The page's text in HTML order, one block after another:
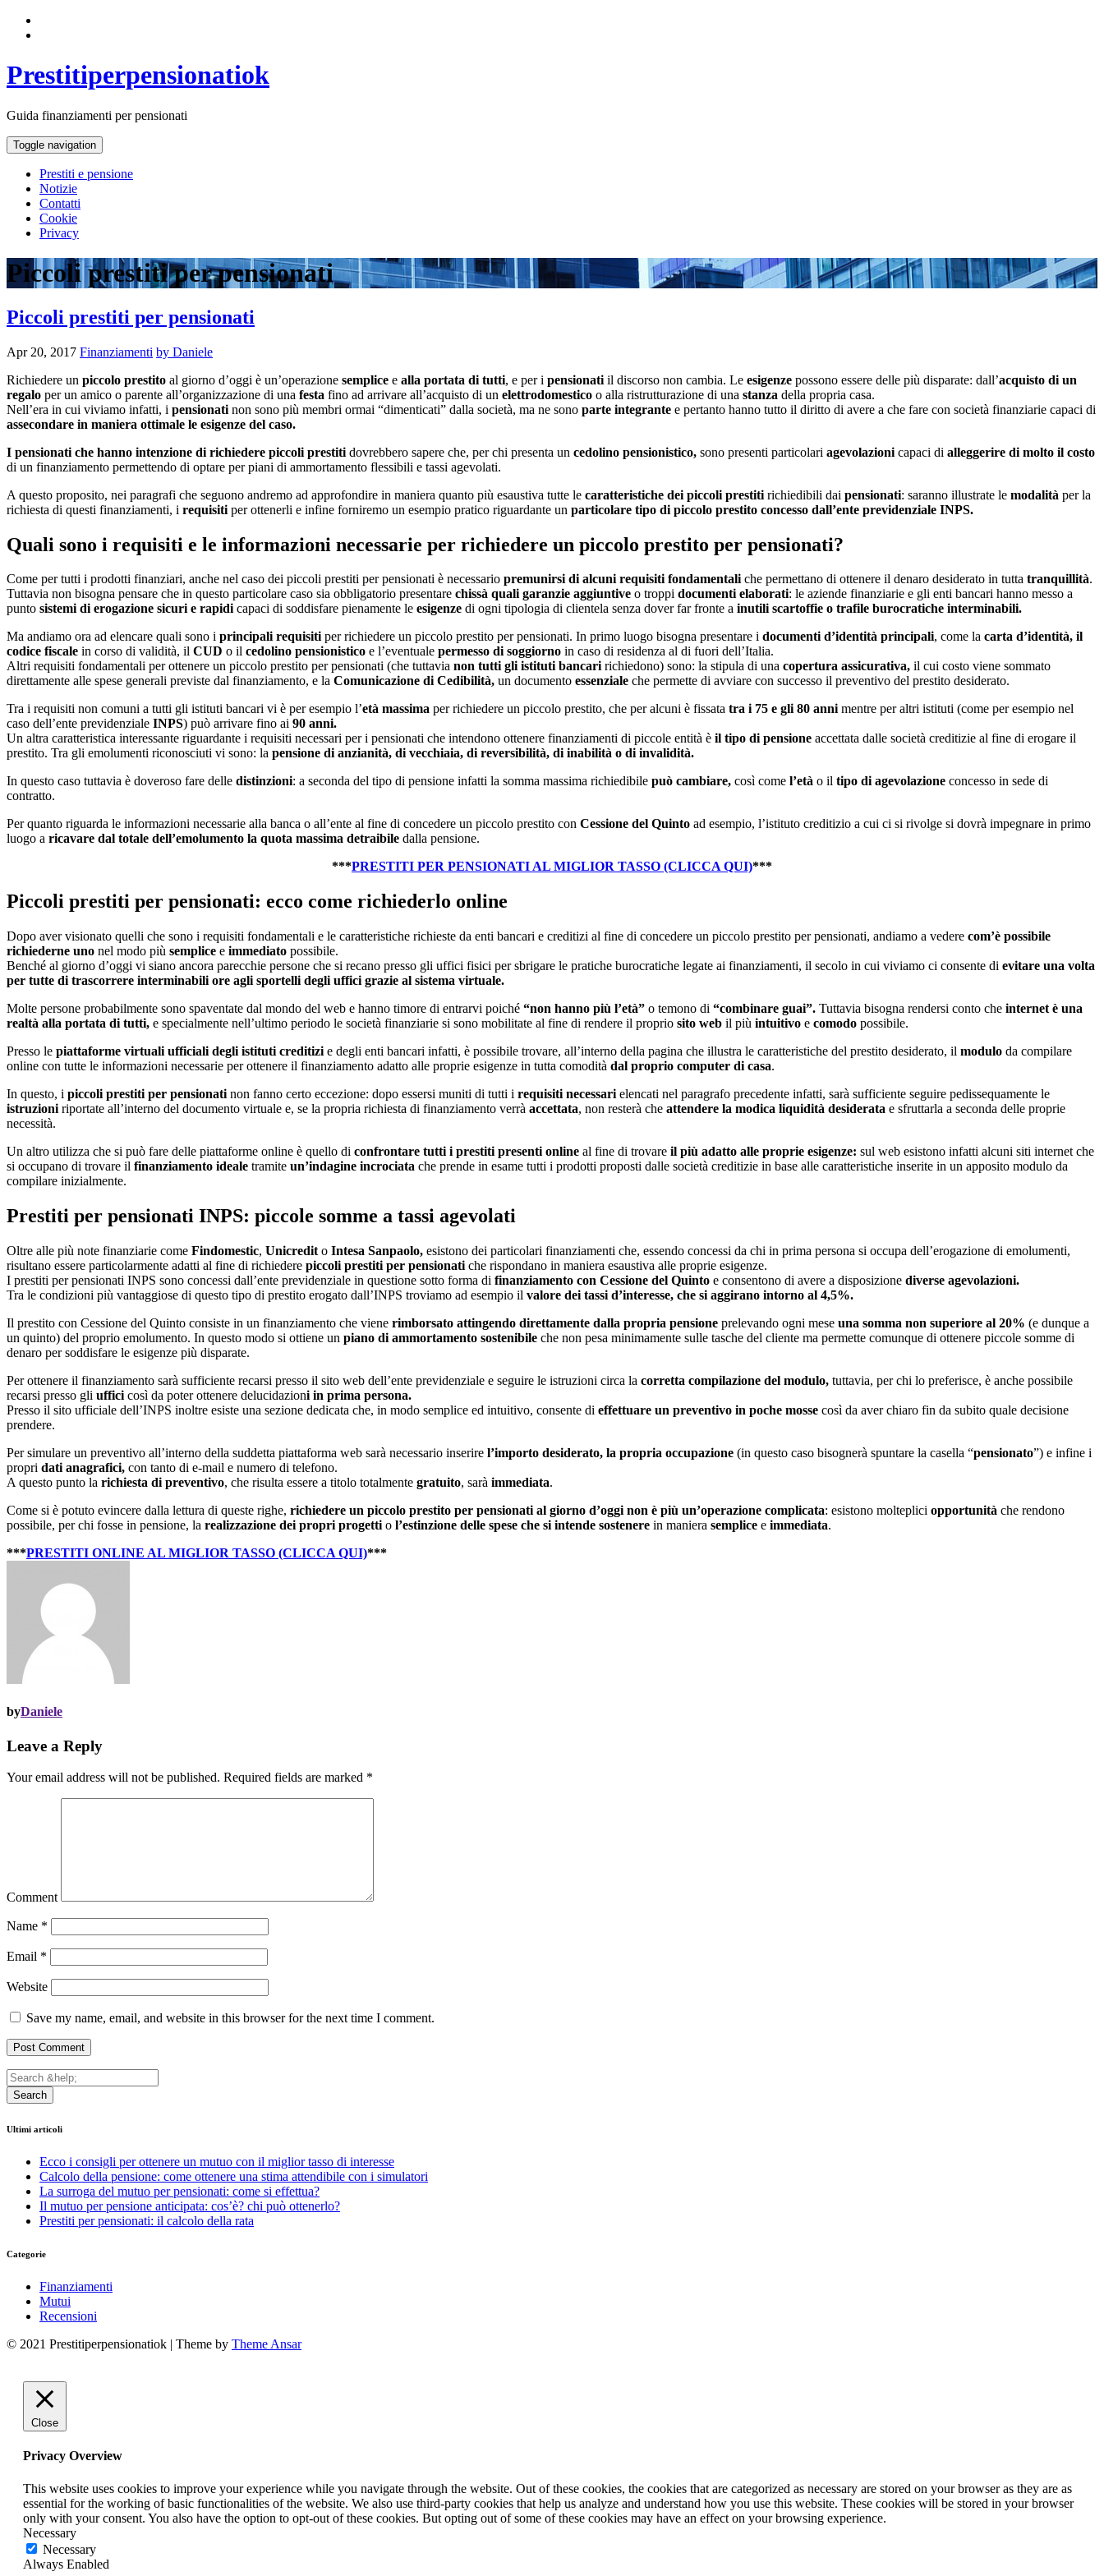
Prestitiperpensionatiok
Guida finanziamenti per pensionati
Toggle navigation
Prestiti e pensione
Notizie
Contatti
Cookie
Privacy
Piccoli prestiti per pensionati
Piccoli prestiti per pensionati
Apr 20, 2017 Finanziamenti by Daniele
Richiedere un piccolo prestito al giorno d’oggi è un’operazione semplice e alla portata di tutti, e per i pensionati il discorso non cambia. Le esigenze possono essere delle più disparate: dall’acquisto di un
regalo per un amico o parente all’organizzazione di una festa fino ad arrivare all’acquisto di un elettrodomestico o alla ristrutturazione di una stanza della propria casa.
Nell’era in cui viviamo infatti, i pensionati non sono più membri ormai “dimenticati” dalla società, ma ne sono parte integrante e pertanto hanno tutto il diritto di avere a che fare con società finanziarie capaci di
assecondare in maniera ottimale le esigenze del caso.
I pensionati che hanno intenzione di richiedere piccoli prestiti dovrebbero sapere che, per chi presenta un cedolino pensionistico, sono presenti particolari agevolazioni capaci di alleggerire di molto il costo
di un finanziamento permettendo di optare per piani di ammortamento flessibili e tassi agevolati.
A questo proposito, nei paragrafi che seguono andremo ad approfondire in maniera quanto più esaustiva tutte le caratteristiche dei piccoli prestiti richiedibili dai pensionati: saranno illustrate le modalità per la
richiesta di questi finanziamenti, i requisiti per ottenerli e infine forniremo un esempio pratico riguardante un particolare tipo di piccolo prestito concesso dall’ente previdenziale INPS.
Quali sono i requisiti e le informazioni necessarie per richiedere un piccolo prestito per pensionati?
Come per tutti i prodotti finanziari, anche nel caso dei piccoli prestiti per pensionati è necessario premunirsi di alcuni requisiti fondamentaliche permettano di ottenere il denaro desiderato in tutta tranquillità.
Tuttavia non bisogna pensare che in questo particolare caso sia obbligatorio presentare chissà quali garanzie aggiuntive o troppi documenti elaborati: le aziende finanziarie e gli enti bancari hanno messo a
punto sistemi di erogazione sicuri e rapidicapaci di soddisfare pienamente le esigenze di ogni tipologia di clientela senza dover far fronte a inutili scartoffie o trafile burocratiche interminabili.
Ma andiamo ora ad elencare quali sono i principali requisitiper richiedere un piccolo prestito per pensionati. In primo luogo bisogna presentare i documenti d’identità principali, come la carta d’identità, il
codice fiscale in corso di validità, il CUD o il cedolino pensionistico e l’eventuale permesso di soggiorno in caso di residenza al di fuori dell’Italia.
Altri requisiti fondamentali per ottenere un piccolo prestito per pensionati (che tuttavia non tutti gli istituti bancaririchiedono) sono: la stipula di una copertura assicurativa, il cui costo viene sommato
direttamente alle spese generali previste dal finanziamento, e la Comunicazione di Cedibilità, un documento essenziale che permette di avviare con successo il preventivo del prestito desiderato.
Tra i requisiti non comuni a tutti gli istituti bancari vi è per esempio l’età massima per richiedere un piccolo prestito, che per alcuni è fissata tra i 75 e gli 80 annimentre per altri istituti (come per esempio nel
caso dell’ente previdenziale INPS) può arrivare fino ai 90 anni.
Un altra caratteristica interessante riguardante i requisiti necessari per i pensionati che intendono ottenere finanziamenti di piccole entità è il tipo di pensione accettata dalle società creditizie al fine di erogare il
prestito. Tra gli emolumenti riconosciuti vi sono: la pensione di anzianità, di vecchiaia, di reversibilità, di inabilità o di invalidità.
In questo caso tuttavia è doveroso fare delle distinzioni: a seconda del tipo di pensione infatti la somma massima richiedibile può cambiare, così come l’età o il tipo di agevolazione concesso in sede di
contratto.
Per quanto riguarda le informazioni necessarie alla banca o all’ente al fine di concedere un piccolo prestito con Cessione del Quinto ad esempio, l’istituto creditizio a cui ci si rivolge si dovrà impegnare in primo
luogo a ricavare dal totale dell’emolumento la quota massima detraibile dalla pensione.
***PRESTITI PER PENSIONATI AL MIGLIOR TASSO (CLICCA QUI)***
Piccoli prestiti per pensionati: ecco come richiederlo online
Dopo aver visionato quelli che sono i requisiti fondamentali e le caratteristiche richieste da enti bancari e creditizi al fine di concedere un piccolo prestito per pensionati, andiamo a vedere com’è possibile
richiederne uno nel modo più semplice e immediato possibile.
Benché al giorno d’oggi vi siano ancora parecchie persone che si recano presso gli uffici fisici per sbrigare le pratiche burocratiche legate ai finanziamenti, il secolo in cui viviamo ci consente di evitare una volta
per tutte di trascorrere interminabili ore agli sportelli degli uffici grazie al sistema virtuale.
Molte persone probabilmente sono spaventate dal mondo del web e hanno timore di entrarvi poiché “non hanno più l’età” o temono di “combinare guai”. Tuttavia bisogna rendersi conto che internet è una
realtà alla portata di tutti, e specialmente nell’ultimo periodo le società finanziarie si sono mobilitate al fine di rendere il proprio sito web il più intuitivo e comodo possibile.
Presso le piattaforme virtuali ufficiali degli istituti creditizi e degli enti bancari infatti, è possibile trovare, all’interno della pagina che illustra le caratteristiche del prestito desiderato, il modulo da compilare
online con tutte le informazioni necessarie per ottenere il finanziamento adatto alle proprie esigenze in tutta comodità dal proprio computer di casa.
In questo, i piccoli prestiti per pensionati non fanno certo eccezione: dopo essersi muniti di tutti i requisiti necessari elencati nel paragrafo precedente infatti, sarà sufficiente seguire pedissequamente le
istruzioni riportate all’interno del documento virtuale e, se la propria richiesta di finanziamento verrà accettata, non resterà che attendere la modica liquidità desiderata e sfruttarla a seconda delle proprie
necessità.
Un altro utilizza che si può fare delle piattaforme online è quello di confrontare tutti i prestiti presenti online al fine di trovare il più adatto alle proprie esigenze: sul web esistono infatti alcuni siti internet che
si occupano di trovare il finanziamento ideale tramite un’indagine incrociata che prende in esame tutti i prodotti proposti dalle società creditizie in base alle caratteristiche inserite in un apposito modulo da
compilare inizialmente.
Prestiti per pensionati INPS: piccole somme a tassi agevolati
Oltre alle più note finanziarie come Findomestic, Unicredit o Intesa Sanpaolo, esistono dei particolari finanziamenti che, essendo concessi da chi in prima persona si occupa dell’erogazione di emolumenti,
risultano essere particolarmente adatti al fine di richiedere piccoli prestiti per pensionati che rispondano in maniera esaustiva alle proprie esigenze.
I prestiti per pensionati INPS sono concessi dall’ente previdenziale in questione sotto forma di finanziamento con Cessione del Quinto e consentono di avere a disposizione diverse agevolazioni.
Tra le condizioni più vantaggiose di questo tipo di prestito erogato dall’INPS troviamo ad esempio il valore dei tassi d’interesse, che si aggirano intorno al 4,5%.
Il prestito con Cessione del Quinto consiste in un finanziamento che viene rimborsato attingendo direttamente dalla propria pensione prelevando ogni mese una somma non superiore al 20% (e dunque a
un quinto) del proprio emolumento. In questo modo si ottiene un piano di ammortamento sostenibile che non pesa minimamente sulle tasche del cliente ma permette comunque di ottenere piccole somme di
denaro per soddisfare le esigenze più disparate.
Per ottenere il finanziamento sarà sufficiente recarsi presso il sito web dell’ente previdenziale e seguire le istruzioni circa la corretta compilazione del modulo, tuttavia, per chi lo preferisce, è anche possibile
recarsi presso gli uffici così da poter ottenere delucidazioni in prima persona.
Presso il sito ufficiale dell’INPS inoltre esiste una sezione dedicata che, in modo semplice ed intuitivo, consente di effettuare un preventivo in poche mosse così da aver chiaro fin da subito quale decisione
prendere.
Per simulare un preventivo all’interno della suddetta piattaforma web sarà necessario inserire l’importo desiderato, la propria occupazione (in questo caso bisognerà spuntare la casella “pensionato”) e infine i
propri dati anagrafici, con tanto di e-mail e numero di telefono.
A questo punto la richiesta di preventivo, che risulta essere a titolo totalmente gratuito, sarà immediata.
Come si è potuto evincere dalla lettura di queste righe, richiedere un piccolo prestito per pensionati al giorno d’oggi non è più un’operazione complicata: esistono molteplici opportunità che rendono
possibile, per chi fosse in pensione, la realizzazione dei propri progetti o l’estinzione delle spese che si intende sostenere in maniera semplice e immediata.
***PRESTITI ONLINE AL MIGLIOR TASSO (CLICCA QUI)***
byDaniele
Leave a Reply
Your email address will not be published. Required fields are marked *
Comment
Name *
Email *
Website
Save my name, email, and website in this browser for the next time I comment.
Search
Ultimi articoli
Ecco i consigli per ottenere un mutuo con il miglior tasso di interesse
Calcolo della pensione: come ottenere una stima attendibile con i simulatori
La surroga del mutuo per pensionati: come si effettua?
Il mutuo per pensione anticipata: cos’è? chi può ottenerlo?
Prestiti per pensionati: il calcolo della rata
Categorie
Finanziamenti
Mutui
Recensioni
© 2021 Prestitiperpensionatiok | Theme by Theme Ansar
Close
Privacy Overview
This website uses cookies to improve your experience while you navigate through the website. Out of these cookies, the cookies that are categorized as necessary are stored on your browser as they are as
essential for the working of basic functionalities of the website. We also use third-party cookies that help us analyze and understand how you use this website. These cookies will be stored in your browser
only with your consent. You also have the option to opt-out of these cookies. But opting out of some of these cookies may have an effect on your browsing experience.
Necessary
Necessary
Always Enabled